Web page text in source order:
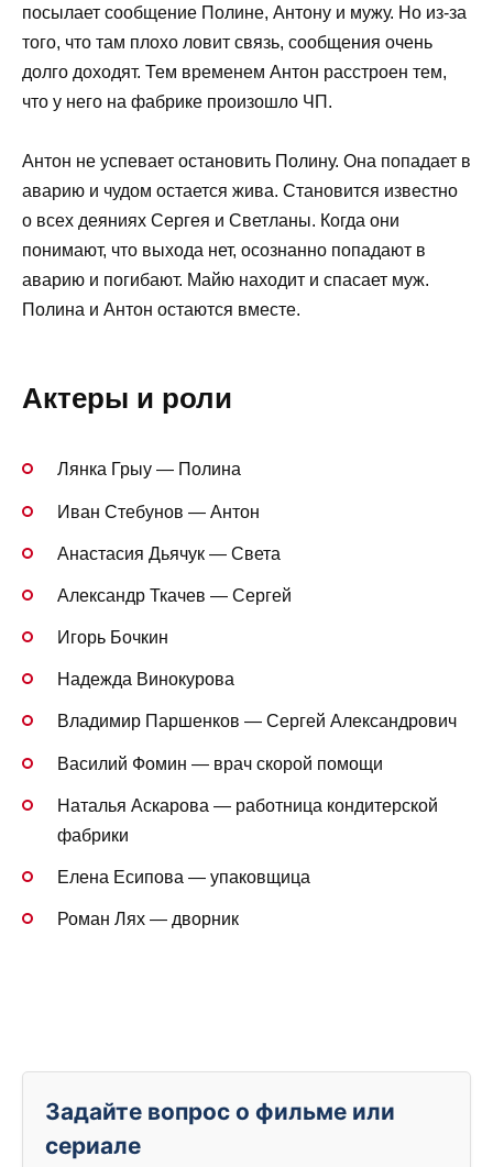
посылает сообщение Полине, Антону и мужу. Но из-за
того, что там плохо ловит связь, сообщения очень
долго доходят. Тем временем Антон расстроен тем,
что у него на фабрике произошло ЧП.
Антон не успевает остановить Полину. Она попадает в
аварию и чудом остается жива. Становится известно
о всех деяниях Сергея и Светланы. Когда они
понимают, что выхода нет, осознанно попадают в
аварию и погибают. Майю находит и спасает муж.
Полина и Антон остаются вместе.
Актеры и роли
Лянка Грыу — Полина
Иван Стебунов — Антон
Анастасия Дьячук — Света
Александр Ткачев — Сергей
Игорь Бочкин
Надежда Винокурова
Владимир Паршенков — Сергей Александрович
Василий Фомин — врач скорой помощи
Наталья Аскарова — работница кондитерской
фабрики
Елена Есипова — упаковщица
Роман Лях — дворник
Задайте вопрос о фильме или
сериале